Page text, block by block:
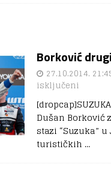
Borković
27.10.2014.
isključeni
Dušan Borković
stazi “Suzuka”
turističkih …